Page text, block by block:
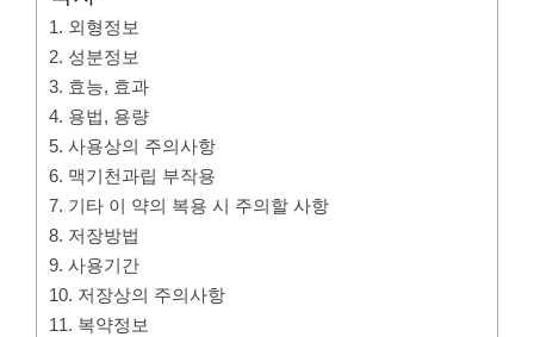
1. 외형정보
2. 성분정보
3. 효능, 효과
4. 용법, 용량
5. 사용상의 주의사항
6. 맥기천과립 부작용
7. 기타 이 약의 복용 시 주의할 사항
8. 저장방법
9. 사용기간
10. 저장상의 주의사항
11. 복약정보